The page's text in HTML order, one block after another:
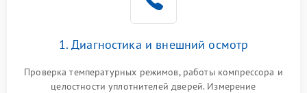
работе
2000 ₽ Подробнее →
1. Диагностика и внешний осмотр
Проверка температурных режимов, работы компрессора и
целостности уплотнителей дверей. Измерение